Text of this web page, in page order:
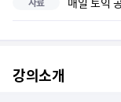
강의소개